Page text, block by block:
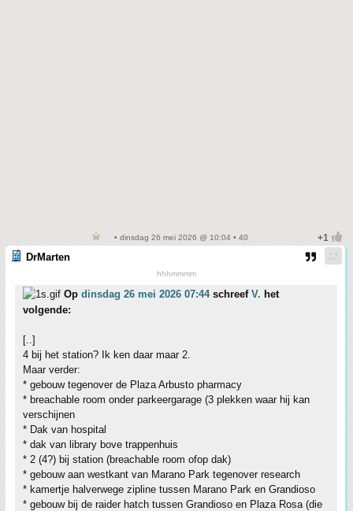
• dinsdag 26 mei 2026 @ 10:04 • 40
DrMarten
hhhmmmm
Op dinsdag 26 mei 2026 07:44schreef V. het
volgende:
[..]
4 bij het station? Ik ken daar maar 2.
Maar verder:
* gebouw tegenover de Plaza Arbusto pharmacy
* breachable room onder parkeergarage (3 plekken waar hij kan
verschijnen
* Dak van hospital
* dak van library bove trappenhuis
* 2 (4?) bij station (breachable room ofop dak)
* gebouw aan westkant van Marano Park tegenover research
* kamertje halverwege zipline tussen Marano Park en Grandioso
* gebouw bij de raider hatch tussen Grandioso en Plaza Rosa (die